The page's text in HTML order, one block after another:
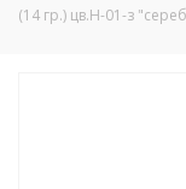
(14 гр.) цв.Н-01-з